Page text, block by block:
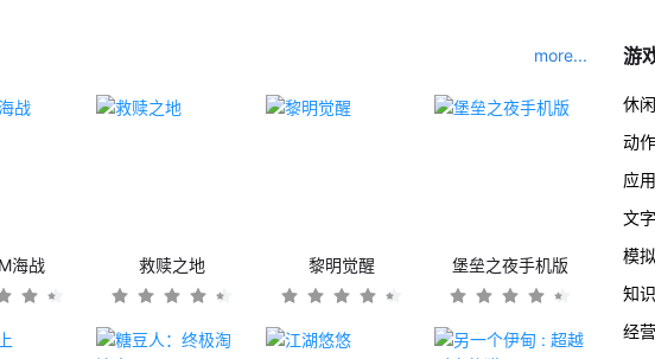
more...
海战 救赎之地 黎明觉醒 堡垒之夜手机版
游
休闲
动作
应
文字
模拟
知
经